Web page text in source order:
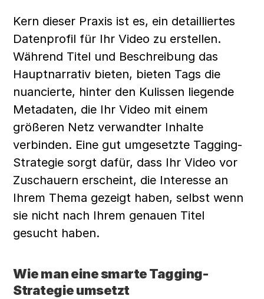
Kern dieser Praxis ist es, ein detailliertes
Datenprofil für Ihr Video zu erstellen.
Während Titel und Beschreibung das
Hauptnarrativ bieten, bieten Tags die
nuancierte, hinter den Kulissen liegende
Metadaten, die Ihr Video mit einem
größeren Netz verwandter Inhalte
verbinden. Eine gut umgesetzte Tagging-
Strategie sorgt dafür, dass Ihr Video vor
Zuschauern erscheint, die Interesse an
Ihrem Thema gezeigt haben, selbst wenn
sie nicht nach Ihrem genauen Titel
gesucht haben.
Wie man eine smarte Tagging-
Strategie umsetzt